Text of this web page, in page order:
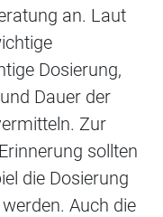
an. Laut
Dosierung,
Dauer der
Zur
sollten
die Dosierung
Auch die